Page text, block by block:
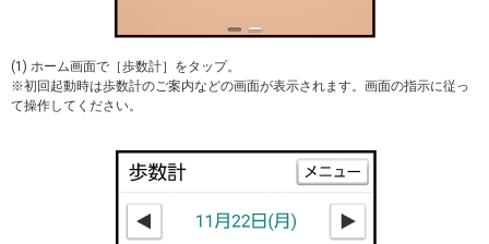
(1) ホーム画面で［歩数計］をタップ。
※初回起動時は歩数計のご案内などの画面が表示されます。画面の指示に従っ
て操作してください。